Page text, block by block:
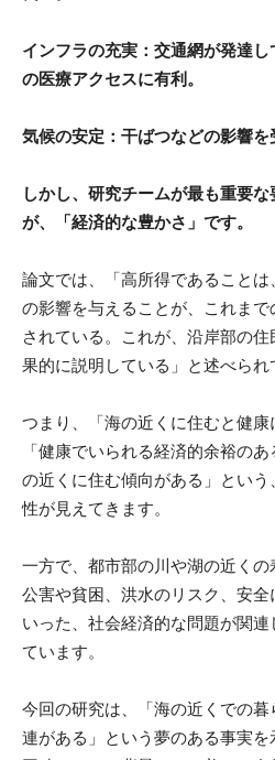
インフラの充実：交通網が発達
の医療アクセスに有利。
気候の安定：干ばつなどの影響を
しかし、研究チームが最も重要
が、「経済的な豊かさ」です。
論文では、「高所得であること
の影響を与えることが、これま
されている。これが、沿岸部の
果的に説明している」と述べられ
つまり、「海の近くに住むと健康
「健康でいられる経済的余裕の
の近くに住む傾向がある」とい
性が見えてきます。
一方で、都市部の川や湖の近くの
公害や貧困、洪水のリスク、安
いった、社会経済的な問題が関
ています。
今回の研究は、「海の近くでの
連がある」という夢のある事実